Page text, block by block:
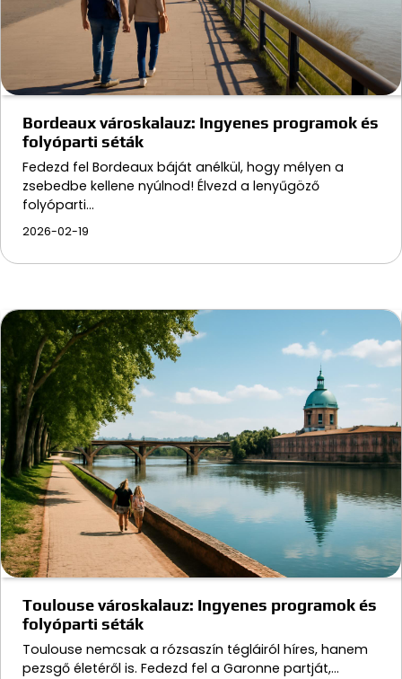
Bordeaux városkalauz: Ingyenes programok és
folyóparti séták
Fedezd fel Bordeaux báját anélkül, hogy mélyen a
zsebedbe kellene nyúlnod! Élvezd a lenyűgöző
folyóparti…
2026-02-19
Toulouse városkalauz: Ingyenes programok és
folyóparti séták
Toulouse nemcsak a rózsaszín tégláiról híres, hanem
pezsgő életéről is. Fedezd fel a Garonne partját,…